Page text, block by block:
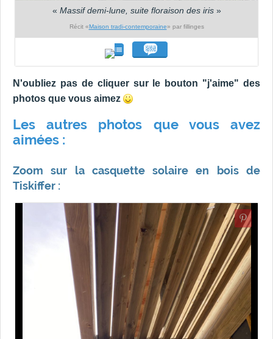
« Massif demi-lune, suite floraison des iris»
Récit «Maison tradi-contemporaine» par fillinges
N'oubliez pas de cliquer sur le bouton "j'aime" des
photos que vous aimez
Les autres photos que vous avez
aimées :
Zoom sur la casquette solaire en bois de
Tiskiffer :